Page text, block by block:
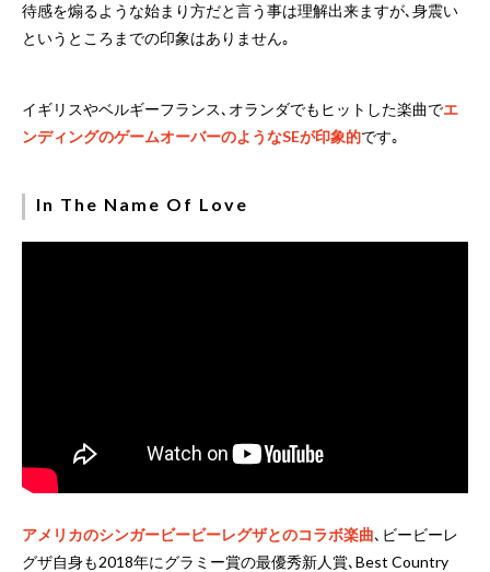
待感を煽るような始まり方だと言う事は理解出来ますが､身震い
というところまでの印象はありません｡
イギリスやベルギーフランス､オランダでもヒットした楽曲でエ
ンディングのゲームオーバーのようなSEが印象的です｡
In The Name Of Love
アメリカのシンガービービーレグザとのコラボ楽曲､ビービーレ
グザ自身も2018年にグラミー賞の最優秀新人賞､Best Country